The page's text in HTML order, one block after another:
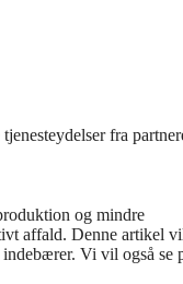
fra
og mindre
affald. Denne artikel
Vi vil også se